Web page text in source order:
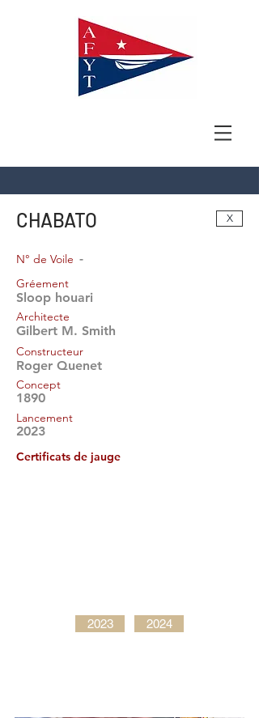
CHABATO X
-
N° de Voile
Gréement
Sloop houari
Architecte
Gilbert M. Smith
Constructeur
Roger Quenet
Concept
1890
Lancement
2023
Certificats de jauge
2023 2024